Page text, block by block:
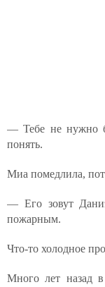
— Тебе не нужно
понять.
Миа помедлила,
— Его зовут
пожарным.
Что-то холодное
Много лет назад